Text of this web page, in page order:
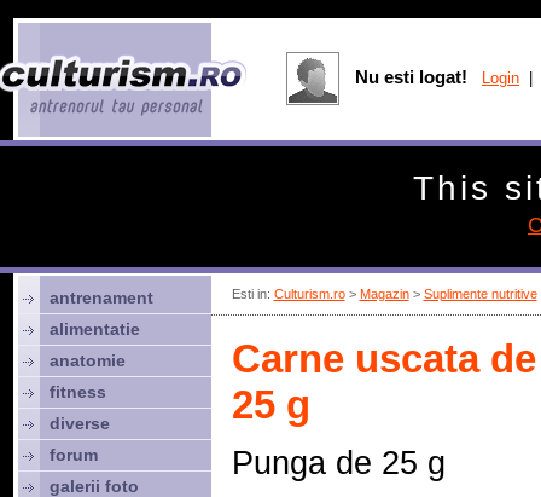
Esti in: Culturism.ro> Magazin> Suplimente nutritive
Carne uscata
25 g
Punga de 25 g
antrenament
alimentatie
anatomie
fitness
diverse
forum
galerii foto
Nu esti logat! Login
This